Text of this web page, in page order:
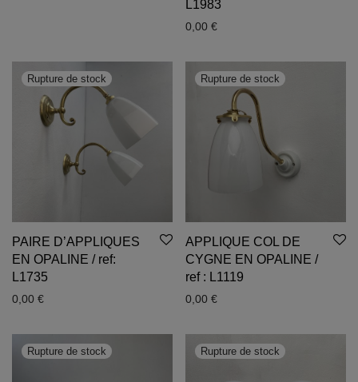
L1983
0,00 €
PAIRE D’APPLIQUES
EN OPALINE / ref:
L1735
0,00 €
APPLIQUE COL DE
CYGNE EN OPALINE /
ref : L1119
0,00 €